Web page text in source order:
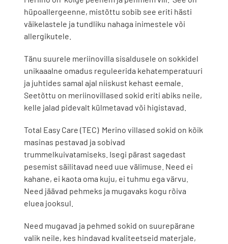
hüpoallergeenne, mistõttu sobib see eriti hästi
väikelastele ja tundliku nahaga inimestele või
allergikutele.
Tänu suurele meriinovilla sisaldusele on sokkidel
unikaaalne omadus reguleerida kehatemperatuuri
ja juhtides samal ajal niiskust kehast eemale.
Seetõttu on meriinovillased sokid eriti abiks neile,
kelle jalad pidevalt külmetavad või higistavad.
Total Easy Care (TEC) Merino villased sokid on kõik
masinas pestavad ja sobivad
trummelkuivatamiseks. Isegi pärast sagedast
pesemist säilitavad need uue välimuse. Need ei
kahane, ei kaota oma kuju, ei tuhmu ega värvu.
Need jäävad pehmeks ja mugavaks kogu rõiva
eluea jooksul.
Need mugavad ja pehmed sokid on suurepärane
valik neile, kes hindavad kvaliteetseid materjale,